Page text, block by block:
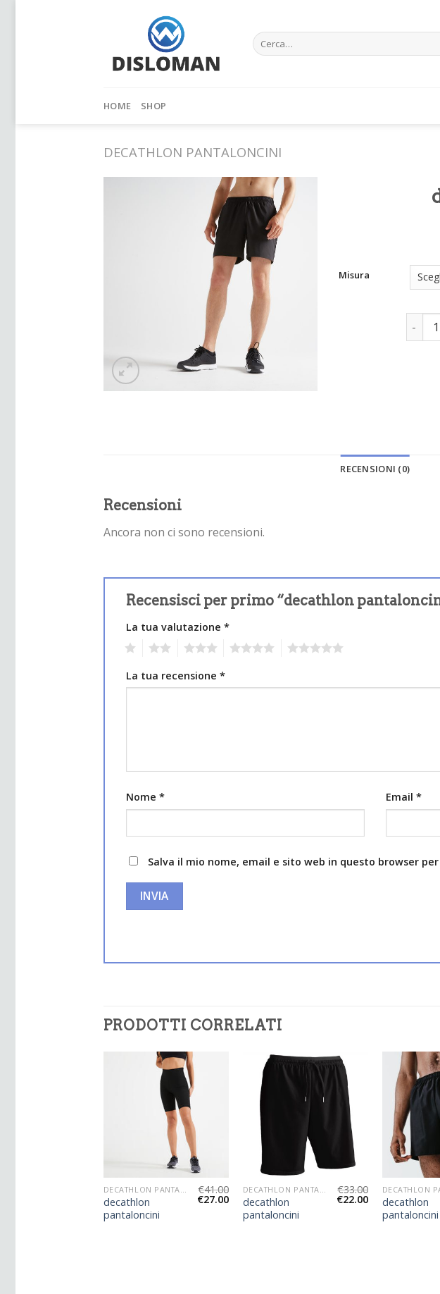
Cerca:
HOME SHOP
DECATHLON PANTALONCINI
Misura
RECENSIONI (0)
Recensioni
Ancora non ci sono recensioni.
Recensisci per primo “decathlon
La tua valutazione *
La tua recensione *
Nome * Email *
Salva il mio nome, email e sito web in questo browser
PRODOTTI CORRELATI
decathlon
pantaloncini
€41.00
€27.00
decathlon
pantaloncini
€33.00
€22.00
decathlon
pantaloncini